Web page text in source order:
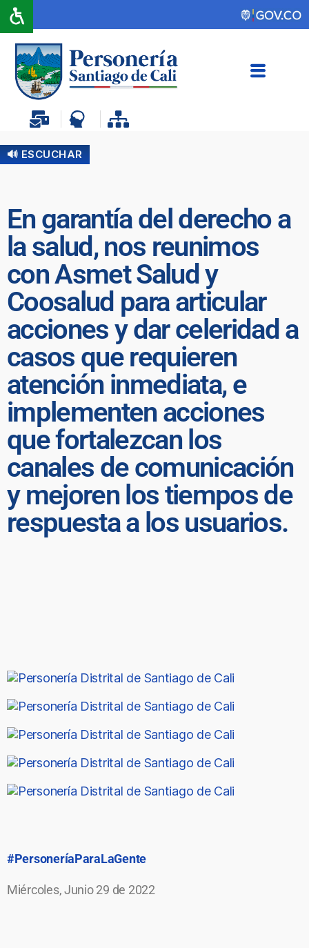
🔊 ESCUCHAR
En garantía del derecho a
la salud, nos reunimos
con Asmet Salud y
Coosalud para articular
acciones y dar celeridad a
casos que requieren
atención inmediata, e
implementen acciones
que fortalezcan los
canales de comunicación
y mejoren los tiempos de
respuesta a los usuarios.
#PersoneríaParaLaGente
Miércoles, Junio 29 de 2022